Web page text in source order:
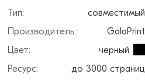
Тип:
совместимый
Производитель:
GalaPrint
Цвет:
черный
Ресурс:
до 3000 страниц